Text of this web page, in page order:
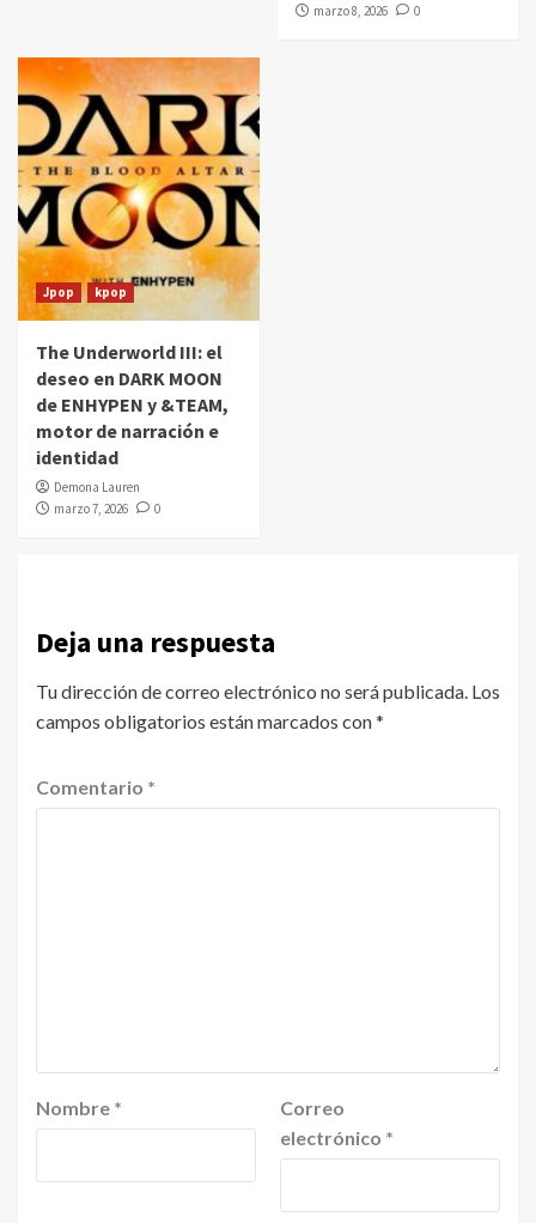
marzo 8, 2026
0
Jpop kpop
The Underworld III: el
deseo en DARK MOON
de ENHYPEN y &TEAM,
motor de narración e
identidad
Demona Lauren
marzo 7, 2026
0
Deja una respuesta
Tu dirección de correo electrónico no será publicada. Los
campos obligatorios están marcados con*
Comentario *
Nombre *
Correo
electrónico *